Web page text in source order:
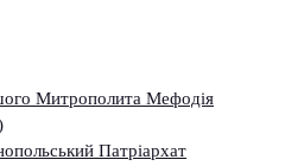
Митрополита Мефодія
Патріархат